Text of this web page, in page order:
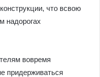
что всвою
надорогах
вовремя
придерживаться